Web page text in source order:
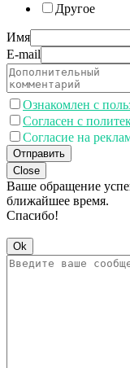
Другое
Имя
E-mail
Ознакомлен с
Согласен с
Согласие на
Отправить
Close
Ваше обращение
ближайшее время.
Спасибо!
Ok